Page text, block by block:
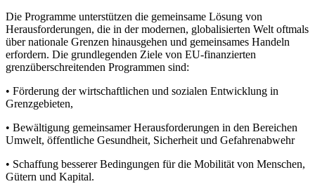
Die Programme unterstützen die gemeinsame Lösung von
Herausforderungen, die in der modernen, globalisierten Welt oftmals
über nationale Grenzen hinausgehen und gemeinsames Handeln
erfordern. Die grundlegenden Ziele von EU-finanzierten
grenzüberschreitenden Programmen sind:
• Förderung der wirtschaftlichen und sozialen Entwicklung in
Grenzgebieten,
• Bewältigung gemeinsamer Herausforderungen in den Bereichen
Umwelt, öffentliche Gesundheit, Sicherheit und Gefahrenabwehr
• Schaffung besserer Bedingungen für die Mobilität von Menschen,
Gütern und Kapital.